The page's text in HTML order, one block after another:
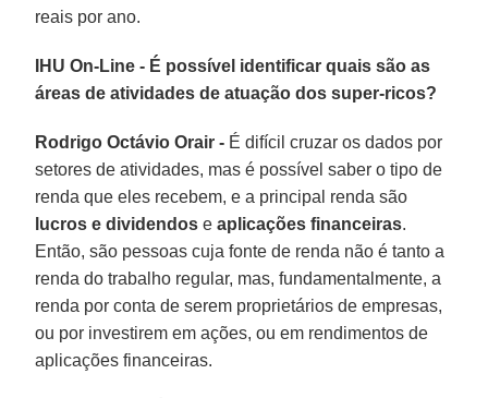
reais por ano.
IHU On-Line - É possível identificar quais são as
áreas de atividades de atuação dos super-ricos?
Rodrigo Octávio Orair - É difícil cruzar os dados por
setores de atividades, mas é possível saber o tipo de
renda que eles recebem, e a principal renda são
lucros e dividendos eaplicações financeiras.
Então, são pessoas cuja fonte de renda não é tanto a
renda do trabalho regular, mas, fundamentalmente, a
renda por conta de serem proprietários de empresas,
ou por investirem em ações, ou em rendimentos de
aplicações financeiras.